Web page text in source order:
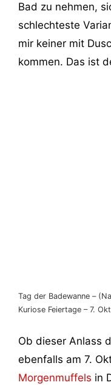
Bad zu nehmen,
schlechteste
mir keiner mit
kommen. Das ist
Tag der Badewanne –
Kuriose Feiertage – 7.
Ob dieser Anlass
ebenfalls am 7.
Morgenmuffels in